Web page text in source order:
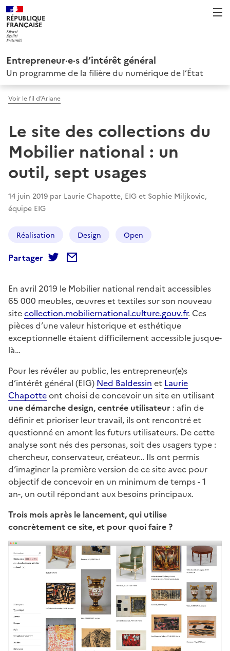
RÉPUBLIQUE
FRANÇAISE
Entrepreneur·e·s d’intérêt général
Un programme de la filière du numérique de l’État
Voir le fil d’Ariane
Le site des collections du
Mobilier national : un
outil, sept usages
14 juin 2019 par Laurie Chapotte, EIG et Sophie Miljkovic,
équipe EIG
Réalisation Design Open
Partager
En avril 2019 le Mobilier national rendait accessibles
65 000 meubles, œuvres et textiles sur son nouveau
sitecollection.mobiliernational.culture.gouv.fr. Ces
pièces d’une valeur historique et esthétique
exceptionnelle étaient difficilement accessible jusque-
là…
Pour les révéler au public, les entrepreneur(e)s
d’intérêt général (EIG) Ned Baldessin et Laurie
Chapotteont choisi de concevoir un site en utilisant
une démarche design, centrée utilisateur : afin de
définir et prioriser leur travail, ils ont rencontré et
questionné en amont les futurs utilisateurs. De cette
analyse sont nés des personas, soit des usagers type :
chercheur, conservateur, créateur… Ils ont permis
d’imaginer la première version de ce site avec pour
objectif de concevoir en un minimum de temps - 1
an-, un outil répondant aux besoins principaux.
Trois mois après le lancement, qui utilise
concrètement ce site, et pour quoi faire ?